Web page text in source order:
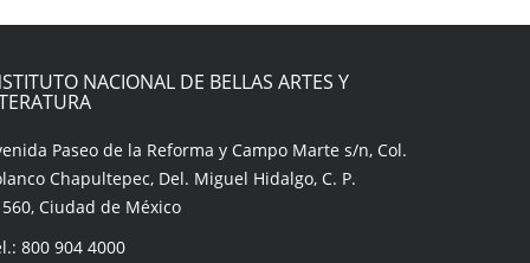
NACIONAL DE BELLAS ARTES Y
Paseo de la Reforma y Campo Marte s/n, Col.
Chapultepec, Del. Miguel Hidalgo, C. P.
Ciudad de México
800 904 4000